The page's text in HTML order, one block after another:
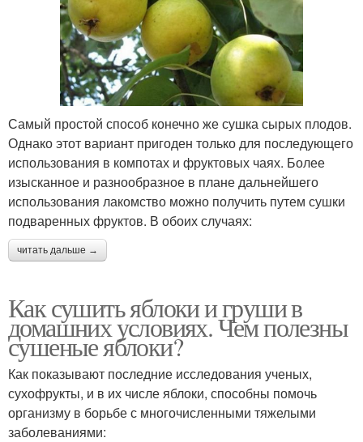
Самый простой способ конечно же сушка сырых плодов.
Однако этот вариант пригоден только для последующего
использования в компотах и фруктовых чаях. Более
изысканное и разнообразное в плане дальнейшего
использования лакомство можно получить путем сушки
подваренных фруктов. В обоих случаях:
читать дальше →
Как сушить яблоки и груши в
домашних условиях. Чем полезны
сушеные яблоки?
Как показывают последние исследования ученых,
сухофрукты, и в их числе яблоки, способны помочь
организму в борьбе с многочисленными тяжелыми
заболеваниями: